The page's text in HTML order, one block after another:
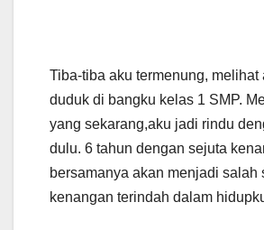
Tiba-tiba aku termenung, melihat
duduk di bangku kelas 1 SMP.
yang sekarang,aku jadi rindu
dulu. 6 tahun dengan sejuta
bersamanya akan menjadi salah
kenangan terindah dalam